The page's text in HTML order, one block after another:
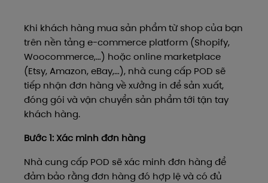
Khi khách hàng mua sản phẩm từ shop của bạn
trên nền tảng e-commerce platform (Shopify,
Woocommerce,…) hoặc online marketplace
(Etsy, Amazon, eBay,…), nhà cung cấp POD sẽ
tiếp nhận đơn hàng về xưởng in để sản xuất,
đóng gói và vận chuyển sản phẩm tới tận tay
khách hàng.
Bước 1: Xác minh đơn hàng
Nhà cung cấp POD sẽ xác minh đơn hàng để
đảm bảo rằng đơn hàng đó hợp lệ và có đủ